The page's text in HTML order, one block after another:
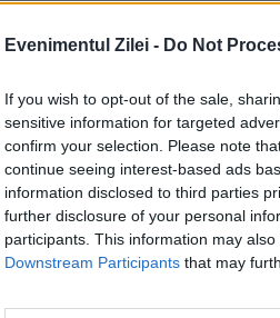
Evenimentul Zilei - Do Not
If you wish to opt-out of the sale,
sensitive information for targeted
confirm your selection. Please note
continue seeing interest-based ads
information disclosed to third parties
further disclosure of your personal
participants. This information may
Downstream Participants that may
Istoria